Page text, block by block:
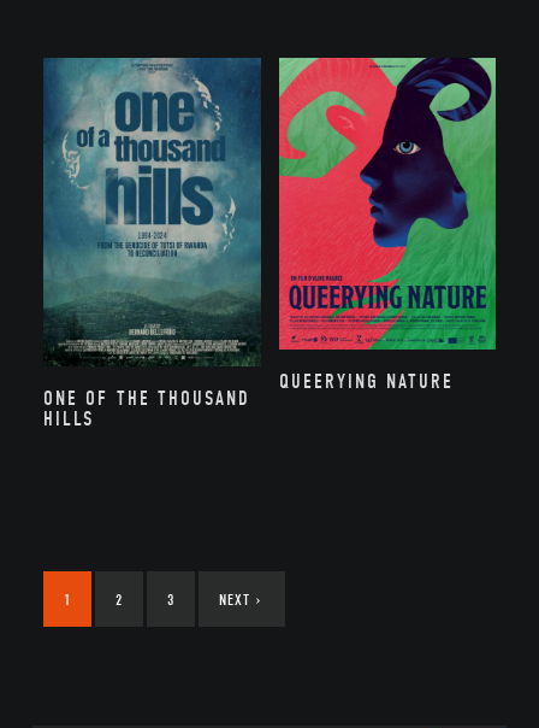
ONE OF THE THOUSAND
HILLS
QUEERYING NATURE
1 2 3 NEXT ›